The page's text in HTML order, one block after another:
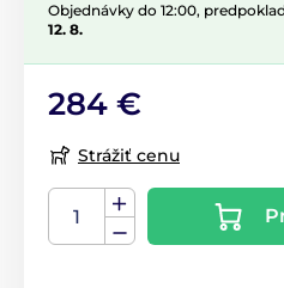
Objednávky do 12:00,
12. 8.
284 €
Strážiť cenu